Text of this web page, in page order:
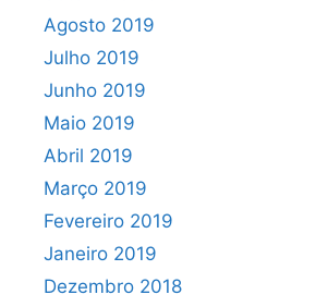
Agosto 2019
Julho 2019
Junho 2019
Maio 2019
Abril 2019
Março 2019
Fevereiro 2019
Janeiro 2019
Dezembro 2018